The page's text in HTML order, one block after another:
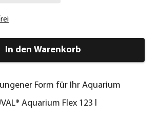
In den Warenkorb
Form für Ihr Aquarium
Aquarium Flex 123 l